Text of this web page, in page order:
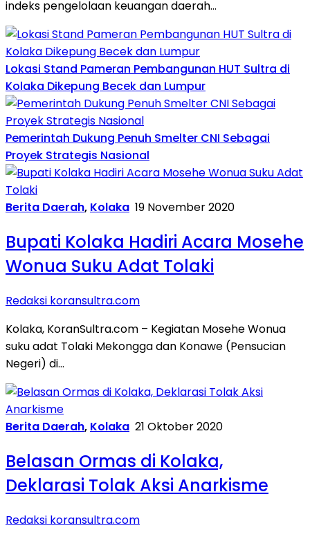
indeks pengelolaan keuangan daerah…
Lokasi Stand Pameran Pembangunan HUT Sultra di
Kolaka Dikepung Becek dan Lumpur
Pemerintah Dukung Penuh Smelter CNI Sebagai
Proyek Strategis Nasional
Berita Daerah, Kolaka 19 November 2020
Bupati Kolaka Hadiri Acara Mosehe
Wonua Suku Adat Tolaki
Redaksi koransultra.com
Kolaka, KoranSultra.com – Kegiatan Mosehe Wonua
suku adat Tolaki Mekongga dan Konawe (Pensucian
Negeri) di…
Berita Daerah, Kolaka 21 Oktober 2020
Belasan Ormas di Kolaka,
Deklarasi Tolak Aksi Anarkisme
Redaksi koransultra.com